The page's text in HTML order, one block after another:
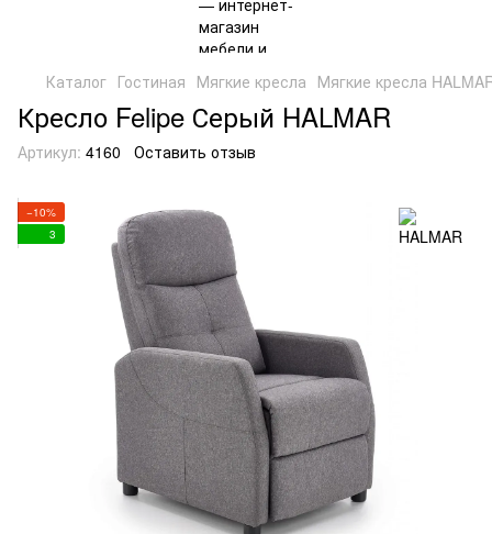
Каталог Гостиная Мягкие кресла Мягкие кресла
Кресло Felipe Серый HALMAR
Артикул: 4160 Оставить отзыв
−10%
3